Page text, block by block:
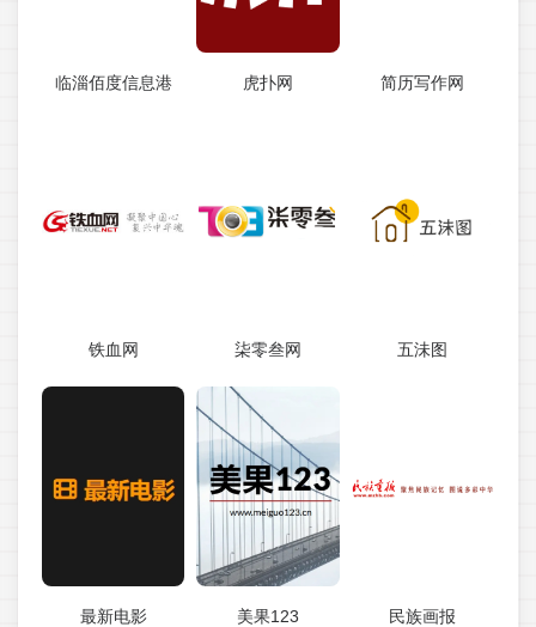
临淄佰度信息港 虎扑网 简历写作网
铁血网 柒零叁网 五沬图
最新电影 美果123 民族画报